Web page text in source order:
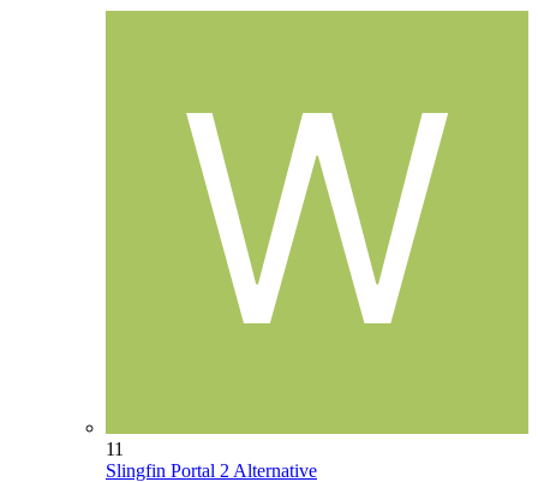
11
Slingfin Portal 2 Alternative